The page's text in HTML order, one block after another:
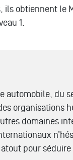
obtiennent
1.
automobile, du
organisations
domaines
pour